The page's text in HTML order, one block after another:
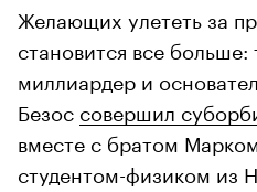
Желающих улететь за
становится все
миллиардер и
Безос совершил
вместе с братом
студентом-физиком из